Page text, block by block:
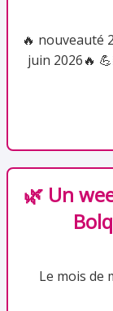
🔥 nouveauté
juin 2026🔥
🌿 Un
Le mois de